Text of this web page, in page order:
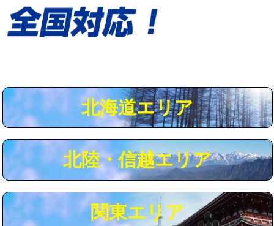
給水管工事※（土の掘削・埋め戻し作
業)
用（追加）/3ｍ超え)
給水管工事※（ライニング鋼管・銅
44,000円
給水管工事※（ライニング鋼管・銅
管・ポリ管・HT管使用/3ｍ超え)
+8,800円
マス交換（土の掘削・埋め戻し作業） 11,000円~
マス交換（深さ50㎝未満） 55,000円
北海道エリア
北陸・信越エリア
関東エリア